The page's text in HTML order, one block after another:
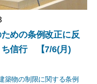
めの条例改正に反
ち信行 【7/6(月)
築物の制限に関する条例